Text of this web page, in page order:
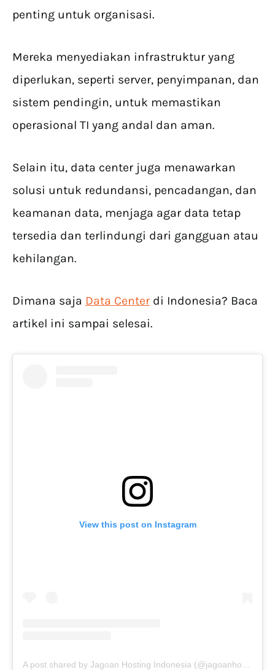
penting untuk organisasi.
Mereka menyediakan infrastruktur yang
diperlukan, seperti server, penyimpanan, dan
sistem pendingin, untuk memastikan
operasional TI yang andal dan aman.
Selain itu, data center juga menawarkan
solusi untuk redundansi, pencadangan, dan
keamanan data, menjaga agar data tetap
tersedia dan terlindungi dari gangguan atau
kehilangan.
Dimana saja Data Center di Indonesia? Baca
artikel ini sampai selesai.
View this post on Instagram